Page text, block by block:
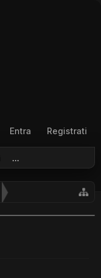
...
Entra Registrati